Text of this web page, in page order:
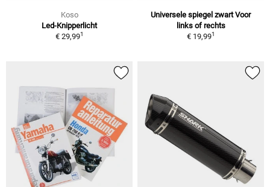
Koso
Led-Knipperlicht
€ 29,991
Universele spiegel zwart Voor
links of rechts
€ 19,991